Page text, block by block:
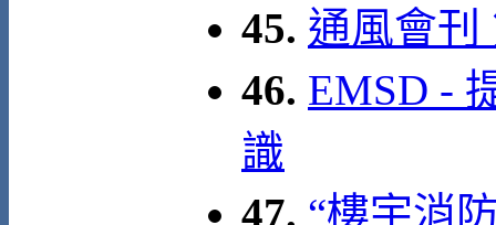
45. 通風會刊
46. EMSD -
識
47. “樓宇消